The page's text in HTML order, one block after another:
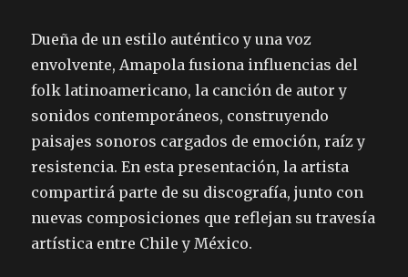
Dueña de un estilo auténtico y una voz
envolvente, Amapola fusiona influencias del
folk latinoamericano, la canción de autor y
sonidos contemporáneos, construyendo
paisajes sonoros cargados de emoción, raíz y
resistencia. En esta presentación, la artista
compartirá parte de su discografía, junto con
nuevas composiciones que reflejan su travesía
artística entre Chile y México.